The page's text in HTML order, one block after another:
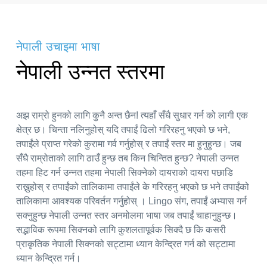
नेपाली उचाइमा भाषा
नेपाली उन्नत स्तरमा
अझ राम्रो हुनको लागि कुनै अन्त छैन! त्यहाँ सँधै सुधार गर्न को लागी एक
क्षेत्र छ। चिन्ता नलिनुहोस् यदि तपाईं ढिलो गरिरहनु भएको छ भने,
तपाईंले प्राप्त गरेको कुरामा गर्व गर्नुहोस् र तपाईं स्तर मा हुनुहुन्छ। जब
सँधै राम्रोताको लागि ठाउँ हुन्छ तब किन चिन्तित हुन्छ? नेपाली उन्नत
तहमा हिट गर्न उन्नत तहमा नेपाली सिक्नेको दायराको दायरा पछाडि
राख्नुहोस् र तपाईंको तालिकामा तपाईंले के गरिरहनु भएको छ भने तपाईंको
तालिकामा आवश्यक परिवर्तन गर्नुहोस् । Lingo संग, तपाईं अभ्यास गर्न
सक्नुहुन्छ नेपाली उन्नत स्तर अनमोलमा भाषा जब तपाईं चाहानुहुन्छ।
सद्भाविक रूपमा सिक्नको लागि कुशलतापूर्वक सिक्दै छ कि कसरी
प्राकृतिक नेपाली सिक्नको सट्टामा ध्यान केन्द्रित गर्न को सट्टामा
ध्यान केन्द्रित गर्न।